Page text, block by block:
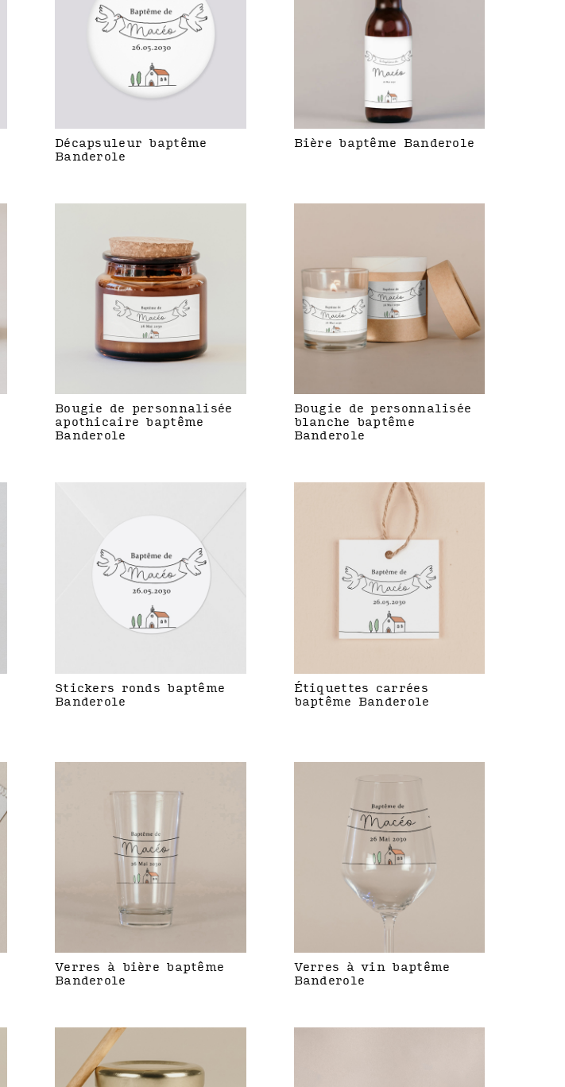
Décapsuleur baptême
Banderole
Bière baptême Banderole
Bougie de personnalisée
apothicaire baptême
Banderole
Bougie de personnalisée
blanche baptême
Banderole
Stickers ronds baptême
Banderole
Étiquettes carrées
baptême Banderole
Verres à bière baptême
Banderole
Verres à vin baptême
Banderole